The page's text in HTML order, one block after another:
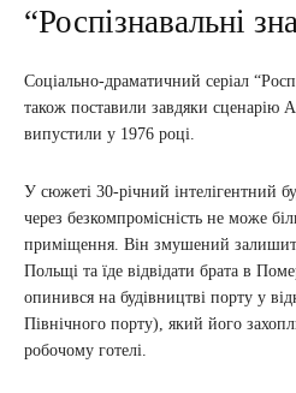
“Роспізнавальні
Соціально-драматичний серіал
також поставили завдяки сценарію
випустили у 1976 році.
У сюжеті 30-річний інтелігентний
через безкомпромісність не може
приміщення. Він змушений
Польщі та їде відвідати брата в
опинився на будівництві порту у
Північного порту), який його
робочому готелі.